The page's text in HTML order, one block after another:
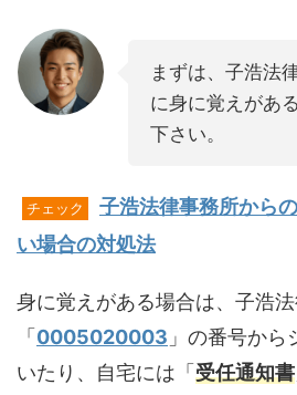
まずは、子浩法
に身に覚えがあ
下さい。
チェック
子浩法律事務所から
い場合の対処法
身に覚えがある場合は、子浩
「 0005020003 」の番号か
いたり、自宅には「 受任通知書